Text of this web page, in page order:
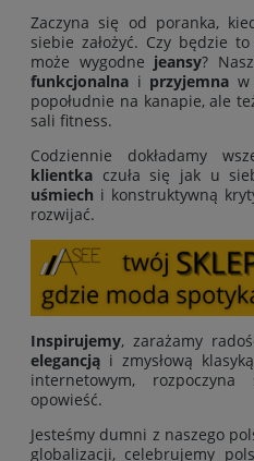
Zaczyna się od poranka,
siebie założyć. Czy będzie
może wygodne jeansy?
funkcjonalna i przyjemna w
popołudnie na kanapie, ale
sali fitness.
Codziennie dokładamy
klientka czuła się jak u
uśmiech i konstruktywną
rozwijać.
Inspirujemy, zarażamy
elegancją i zmysłową
internetowym,
opowieść.
Jesteśmy dumni z naszego
globalizacji, celebrujemy